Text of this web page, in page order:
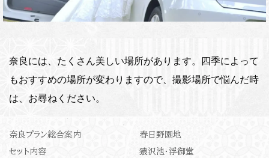
奈良には、たくさん美しい場所があります。四季によって
もおすすめの場所が変わりますので、撮影場所で悩んだ時
は、お尋ねください。
奈良プラン総合案内
セット内容
春日野園地
猿沢池・浮御堂